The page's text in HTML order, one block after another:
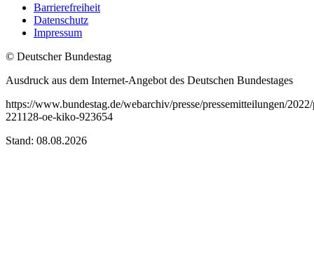
Barrierefreiheit
Datenschutz
Impressum
© Deutscher Bundestag
Ausdruck aus dem Internet-Angebot des Deutschen Bundestages
https://www.bundestag.de/webarchiv/presse/pressemitteilungen/
221128-oe-kiko-923654
Stand: 08.08.2026